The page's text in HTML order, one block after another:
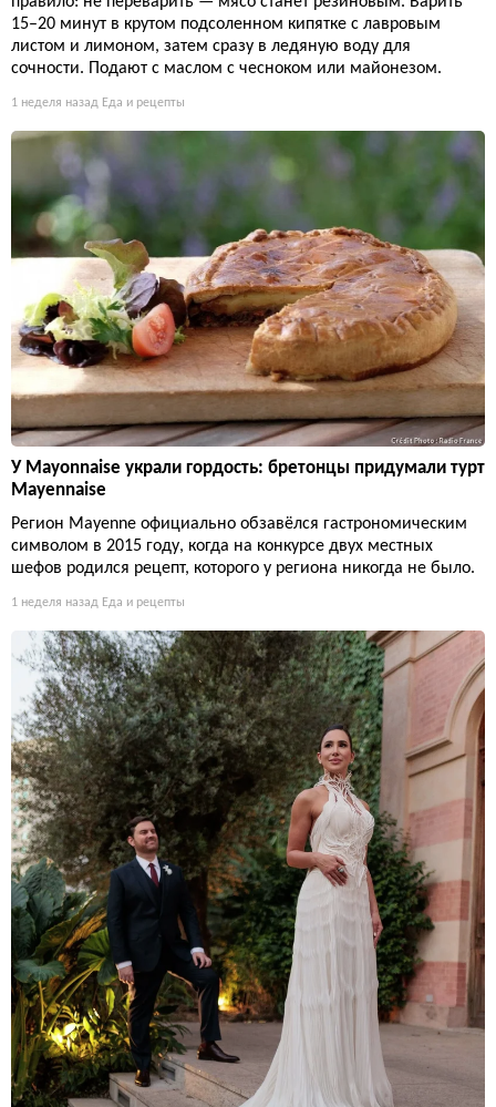
15–20 минут в крутом подсоленном кипятке с лавровым
листом и лимоном, затем сразу в ледяную воду для
сочности. Подают с маслом с чесноком или майонезом.
1 неделя назад Еда и рецепты
У Mayonnaise украли гордость: бретонцы придумали турт
Mayennaise
Регион Mayenne официально обзавёлся гастрономическим
символом в 2015 году, когда на конкурсе двух местных
шефов родился рецепт, которого у региона никогда не было.
1 неделя назад Еда и рецепты